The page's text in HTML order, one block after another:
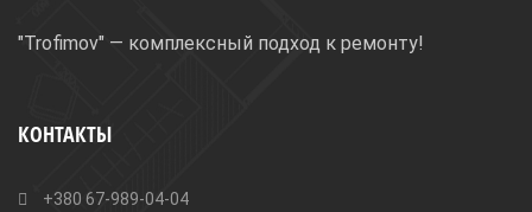
"Trofimov" — комплексный подход к ремонту!
КОНТАКТЫ
+380 67-989-04-04